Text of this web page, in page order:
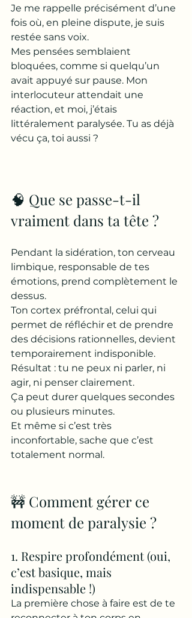
Je me rappelle précisément d’une
fois où, en pleine dispute, je suis
restée sans voix.
Mes pensées semblaient
bloquées, comme si quelqu’un
avait appuyé sur pause. Mon
interlocuteur attendait une
réaction, et moi, j’étais
littéralement paralysée. Tu as déjà
vécu ça, toi aussi ?
🧠 Que se passe-t-il
vraiment dans ta tête ?
Pendant la sidération, ton cerveau
limbique, responsable de tes
émotions, prend complètement le
dessus.
Ton cortex préfrontal, celui qui
permet de réfléchir et de prendre
des décisions rationnelles, devient
temporairement indisponible.
Résultat : tu ne peux ni parler, ni
agir, ni penser clairement.
Ça peut durer quelques secondes
ou plusieurs minutes.
Et même si c’est très
inconfortable, sache que c’est
totalement normal.
🚧 Comment gérer ce
moment de paralysie ?
1. Respire profondément (oui,
c’est basique, mais
indispensable !)
La première chose à faire est de te